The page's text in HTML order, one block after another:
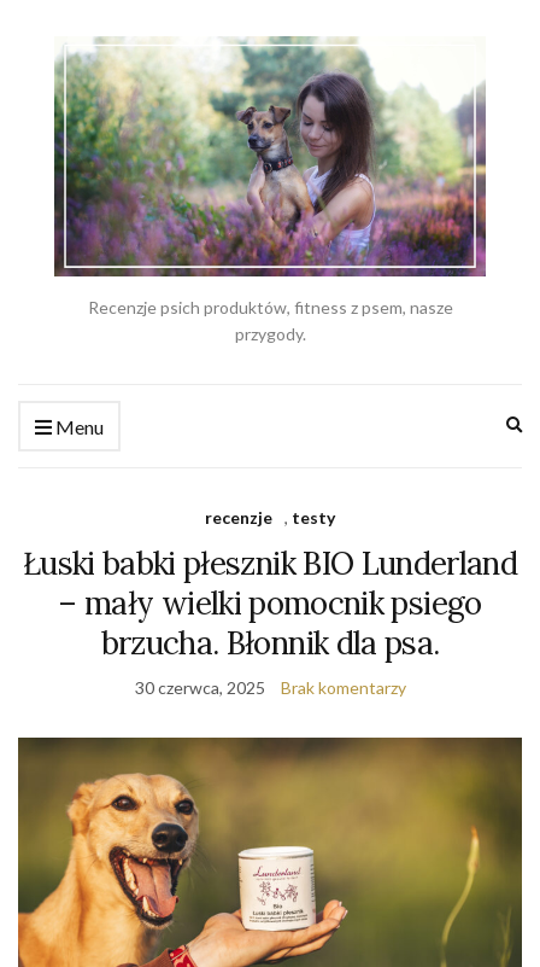
Recenzje psich produktów, fitness z psem, nasze
przygody.
Menu
recenzje , testy
Łuski babki płesznik BIO Lunderland
– mały wielki pomocnik psiego
brzucha. Błonnik dla psa.
30 czerwca, 2025 Brak komentarzy